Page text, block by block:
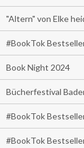
"Altern" von Elke
#BookTok
Book Night 2024
Bücherfestival
#BookTok
#BookTok